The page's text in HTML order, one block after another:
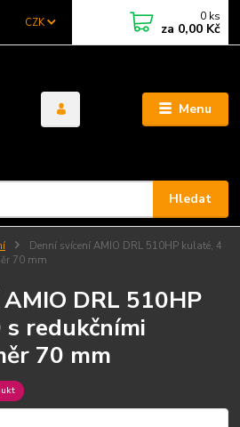
Menu
CZK
Hledat
0 ks
za 0,00 Kč
Denní svícení AMIO DRL 510HP kulaté, 4
70 mm
DRL 510HP
redukčními
70 mm